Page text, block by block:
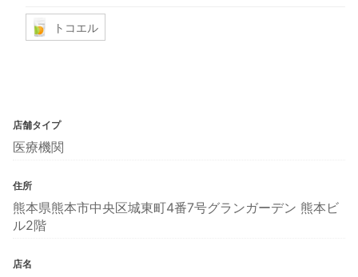
トコエル
店舗タイプ
医療機関
住所
熊本県熊本市中央区城東町4番7号グランガーデン 熊本ビ
ル2階
店名